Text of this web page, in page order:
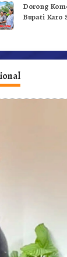
Dorong
Bupati Karo